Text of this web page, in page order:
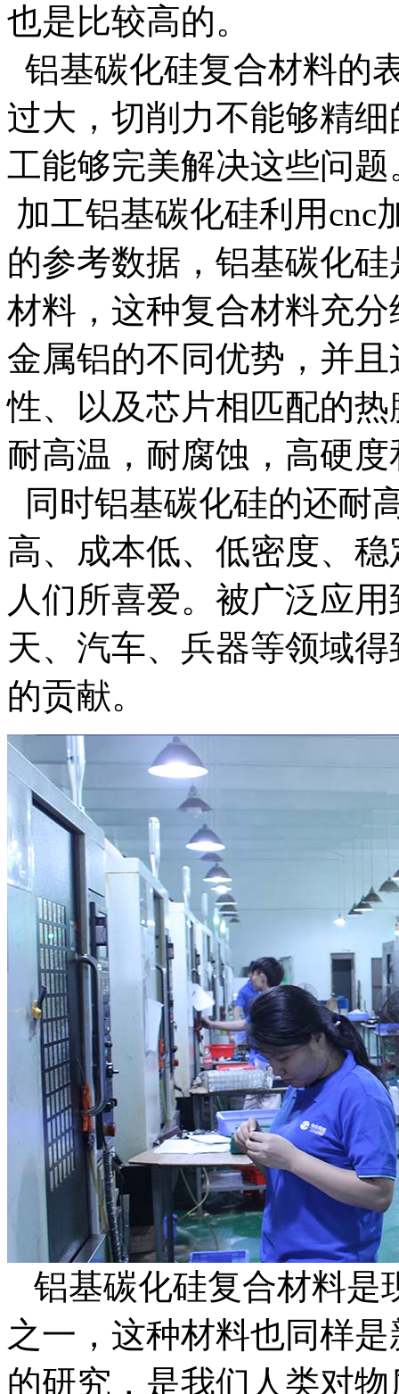
也是比较高的。
铝基碳化硅复合材料的
过大，切削力不能够精
工能够完美解决这些问题
加工铝基碳化硅利用cnc
的参考数据，铝基碳化
材料，这种复合材料充
金属铝的不同优势，并
性、以及芯片相匹配的
耐高温，耐腐蚀，高硬
同时铝基碳化硅的还耐
高、成本低、低密度、
人们所喜爱。被广泛应
天、汽车、兵器等领域
的贡献。
铝基碳化硅复合材料是
之一，这种材料也同样
的研究，是我们人类对